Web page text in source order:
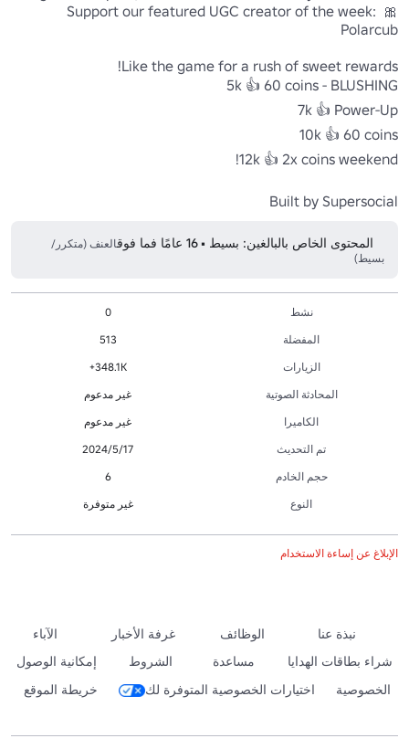
🎀 Support our featured UGC creator of the week:
Built by Supersocial
المحتوى الخاص بالبالغين: بسيط • 16 عامًا فما فوق
العنف (متكرر/
بسيط)
نشط
0
المفضلة
513
الزيارات
348.1K+
المحادثة الصوتية
غير مدعوم
الكاميرا
غير مدعوم
تم التحديث
17‏/5‏/2024
حجم الخادم
6
النوع
غير متوفرة
الإبلاغ عن إساءة الاستخدام
نبذة عنا الوظائف غرفة الأخبار
الآباء
شراء بطاقات الهدايا
مساعدة الشروط
إمكانية الوصول
الخصوصية
اختيارات الخصوصية المتوفرة لك خريطة الموقع